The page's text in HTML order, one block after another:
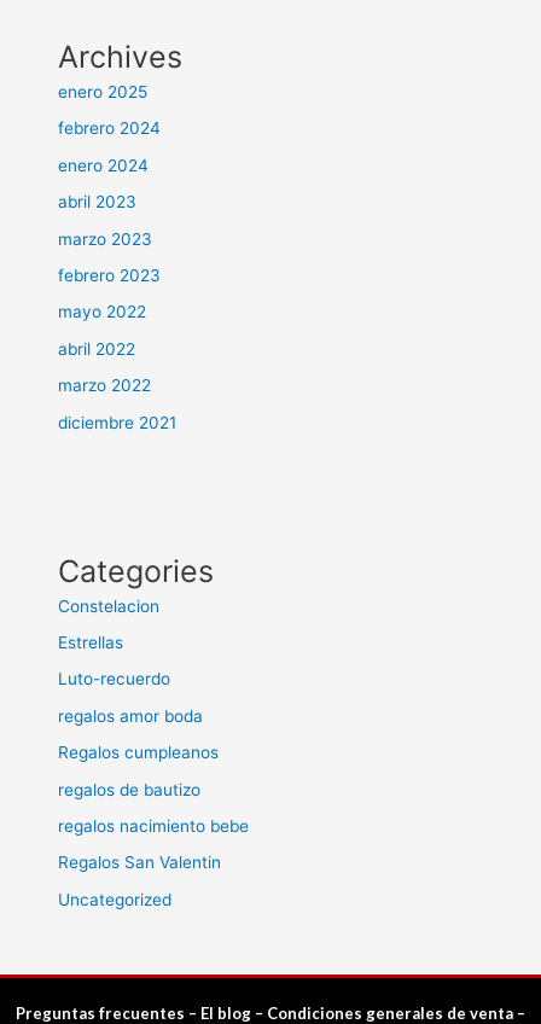
Archives
enero 2025
febrero 2024
enero 2024
abril 2023
marzo 2023
febrero 2023
mayo 2022
abril 2022
marzo 2022
diciembre 2021
Categories
Constelacion
Estrellas
Luto-recuerdo
regalos amor boda
Regalos cumpleanos
regalos de bautizo
regalos nacimiento bebe
Regalos San Valentin
Uncategorized
Preguntas frecuentes – El blog – Condiciones generales de venta –